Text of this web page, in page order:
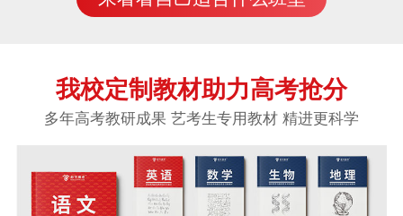
我校定制教材助力高考抢分
多年高考教研成果 艺考生专用教材 精进更科学